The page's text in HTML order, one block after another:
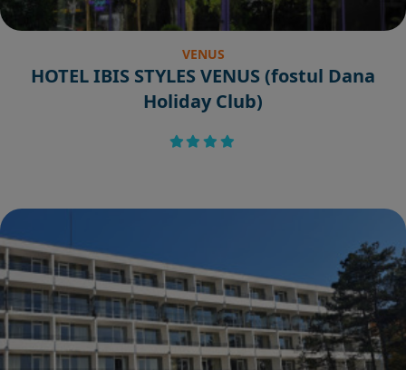
VENUS
HOTEL IBIS STYLES VENUS (fostul Dana
Holiday Club)